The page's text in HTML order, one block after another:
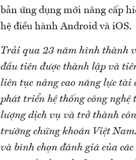
bản ứng dụng mới nâng cấp
hệ điều hành Android và iOS.
Trải qua 23 năm hình thành
đầu tiên được thành lập và
liên tục nâng cao năng lực tài
phát triển hệ thống công
lượng dịch vụ và trở thành
trường chứng khoán Việt
và bình chọn đánh giá của